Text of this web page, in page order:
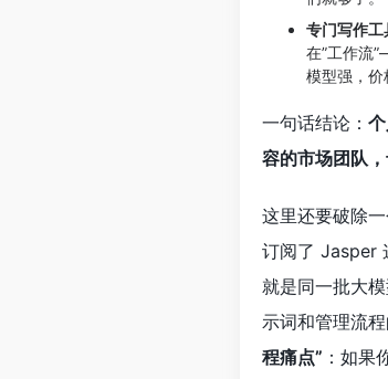
专门写作工
在”工作流
模型强，价
一句话结论：
容的市场团队，
这里还要破除
订阅了 Jasper
就是同一批大
示词和管理流
程痛点” ：如果